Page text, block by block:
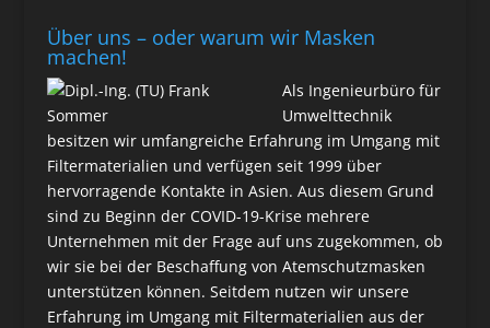
Über uns – oder warum wir Masken
machen!
Als Ingenieurbüro für
Umwelttechnik
besitzen wir umfangreiche Erfahrung im Umgang mit
Filtermaterialien und verfügen seit 1999 über
hervorragende Kontakte in Asien. Aus diesem Grund
sind zu Beginn der COVID-19-Krise mehrere
Unternehmen mit der Frage auf uns zugekommen, ob
wir sie bei der Beschaffung von Atemschutzmasken
unterstützen können. Seitdem nutzen wir unsere
Erfahrung im Umgang mit Filtermaterialien aus der